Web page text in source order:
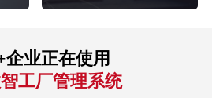
企业正在使用
工厂管理系统